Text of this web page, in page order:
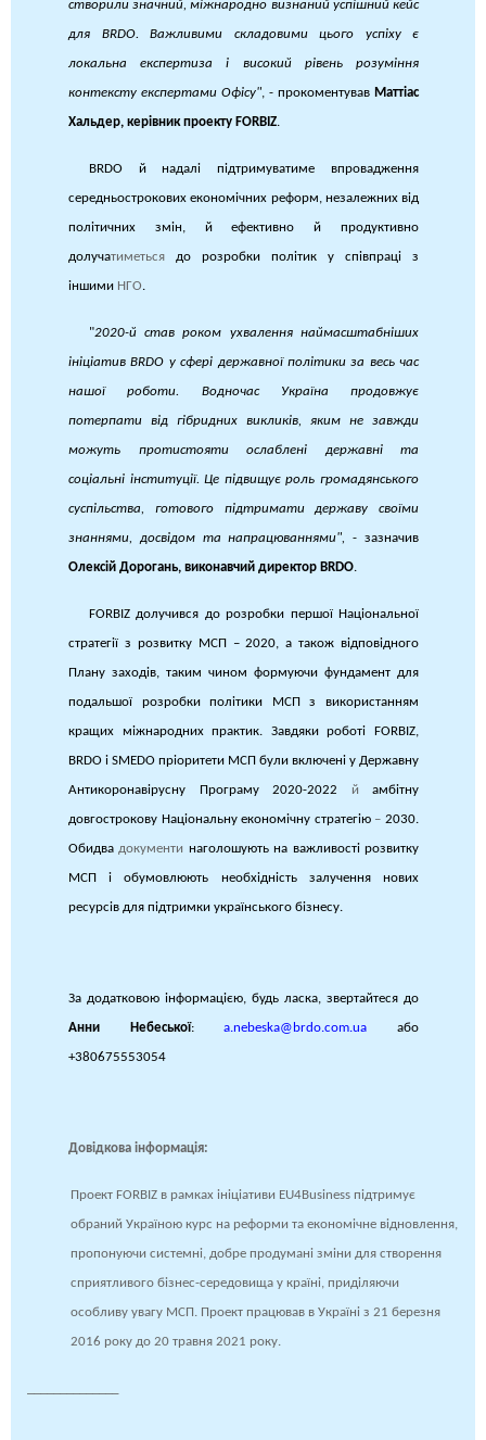
створили значний, міжнародно визнаний успішний кейс
для BRDO. Важливими складовими цього успіху є
локальна експертиза і високий рівень розуміння
контексту експертами Офісу", - прокоментував Маттіас
Хальдер, керівник проекту FORBIZ.
BRDO й надалі підтримуватиме впровадження
середньострокових економічних реформ, незалежних від
політичних змін, й ефективно й продуктивно
долучатиметься до розробки політик у співпраці з
іншими НГО.
"2020-й став роком ухвалення наймасштабніших
ініціатив BRDO у сфері державної політики за весь час
нашої роботи. Водночас Україна продовжує
потерпати від гібридних викликів, яким не завжди
можуть протистояти ослаблені державні та
соціальні інституції. Це підвищує роль громадянського
суспільства, готового підтримати державу своїми
знаннями, досвідом та напрацюваннями", - зазначив
Олексій Дорогань, виконавчий директор BRDO.
FORBIZ долучився до розробки першої Національної
стратегії з розвитку МСП – 2020, а також відповідного
Плану заходів, таким чином формуючи фундамент для
подальшої розробки політики МСП з використанням
кращих міжнародних практик. Завдяки роботі FORBIZ,
BRDO і SMEDO пріоритети МСП були включені у Державну
Антикоронавірусну Програму 2020-2022 й амбітну
довгострокову Національну економічну стратегію – 2030.
Обидвадокументи наголошують на важливості розвитку
МСП і обумовлюють необхідність залучення нових
ресурсів для підтримки українського бізнесу.
За додатковою інформацією, будь ласка, звертайтеся до
Анни Небеської:a.nebeska@brdo.com.ua або
+380675553054
Довідкова інформація:
Проект FORBIZ в рамках ініціативи EU4Business підтримує
обраний Україною курс на реформи та економічне відновлення,
пропонуючи системні, добре продумані зміни для створення
сприятливого бізнес-середовища у країні, приділяючи
особливу увагу МСП. Проект працював в Україні з 21 березня
2016 року до 20 травня 2021 року.